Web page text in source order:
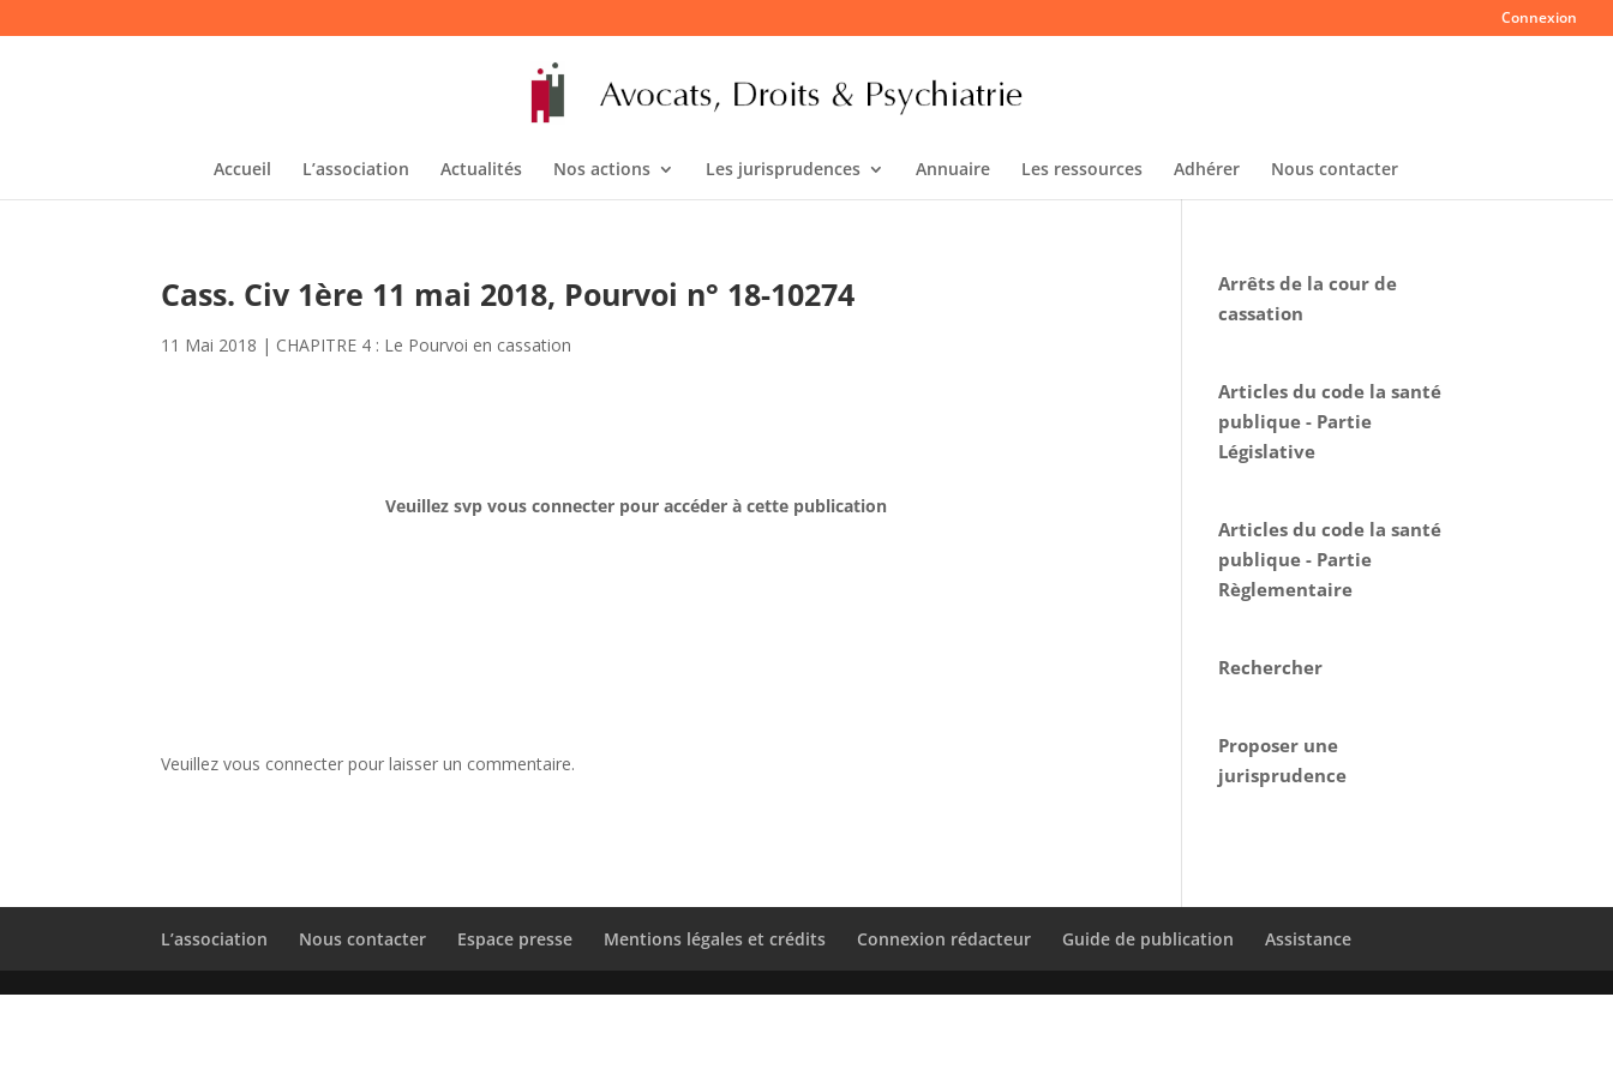
Connexion
Accueil L’association Actualités Nos actions Les jurisprudences Annuaire Les ressources Adhérer Nous contacter
Cass. Civ 1ère 11 mai 2018, Pourvoi n° 18-10274
11 Mai 2018 | CHAPITRE 4 : Le Pourvoi en cassation
Veuillez svp vous connecter pour accéder à cette publication
Veuillez vous connecter pour laisser un commentaire.
Arrêts de la cour de
cassation
Articles du code la santé
publique - Partie
Législative
Articles du code la santé
publique - Partie
Règlementaire
Rechercher
Proposer une
jurisprudence
L’association Nous contacter Espace presse Mentions légales et crédits Connexion rédacteur Guide de publication Assistance